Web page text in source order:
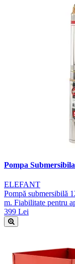
Pompa
ELEFANT
Pompă submersibilă
m. Fiabilitate pentru
399 Lei